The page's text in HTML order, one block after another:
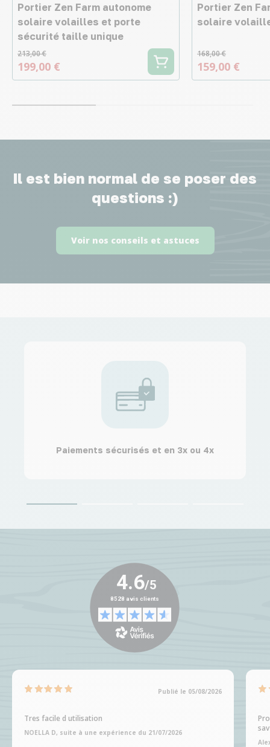
Portier Zen Farm autonome
solaire volailles et porte
sécurité taille unique
213,00 €
199,00 €
Portier Zen
solaire
168,00 €
159,00 €
Il est bien normal de se poser des
questions :)
Voir nos conseils et astuces
Paiements sécurisés et en 3x ou 4x
Publié le 05/08/2026
Tres facile d utilisation
NOELLA D, suite à une expérience du 21/07/2026